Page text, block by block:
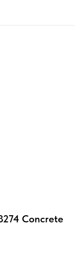
Concrete